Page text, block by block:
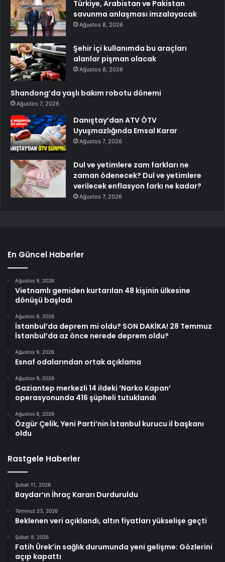
Türkiye, Arabistan ve Pakistan
savunma anlaşması imzalayacak
Ağustos 8, 2026
Şehir içi kullanımda bu araçları
alanlar pişman olacak
Ağustos 8, 2026
Shandong’da yaşlı bakım robotu dönemi
Ağustos 7, 2026
Danıştay’dan ATV ÖTV
Uyuşmazlığında Emsal Karar
Ağustos 7, 2026
Dul ve yetimlere zam farkları ne
zaman ödenecek? Dul ve yetimlere
verilecek enflasyon farkı ne kadar?
Ağustos 7, 2026
En Güncel Haberler
Ağustos 9, 2026
Vietnamlı gemiden kurtarılan 48 kişinin ülkesine
dönüşü başladı
Ağustos 9, 2026
İstanbul’da deprem mi oldu? SON DAKİKA! 28 Temmuz
İstanbul’da az önce nerede deprem oldu?
Ağustos 9, 2026
Esnaf odalarından ortak açıklama
Ağustos 9, 2026
Gaziantep merkezli 14 ildeki ‘Narko Kapan’
operasyonunda 416 şüpheli tutuklandı
Ağustos 8, 2026
Özgür Çelik, Yeni Parti’nin İstanbul kurucu il başkanı
oldu
Rastgele Haberler
Şubat 11, 2026
Baydar’ın İhraç Kararı Durduruldu
Temmuz 23, 2026
Beklenen veri açıklandı, altın fiyatları yükselişe geçti
Şubat 9, 2026
Fatih Ürek’in sağlık durumunda yeni gelişme: Gözlerini
açıp kapattı